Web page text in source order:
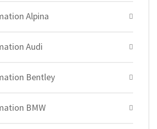
Alpina
Audi
Bentley
BMW